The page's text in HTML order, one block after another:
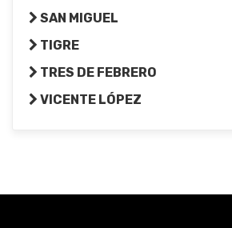
SAN MIGUEL
TIGRE
TRES DE FEBRERO
VICENTE LÓPEZ